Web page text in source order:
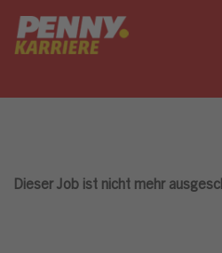
Dieser Job ist nicht mehr